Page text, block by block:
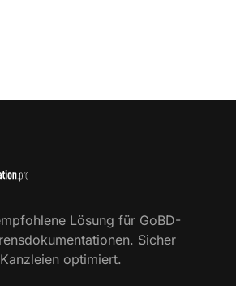
Lösung für GoBD-
Sicher
optimiert.